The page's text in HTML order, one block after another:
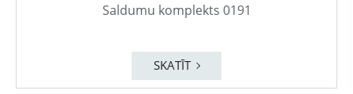
Saldumu komplekts 0191
SKATĪT